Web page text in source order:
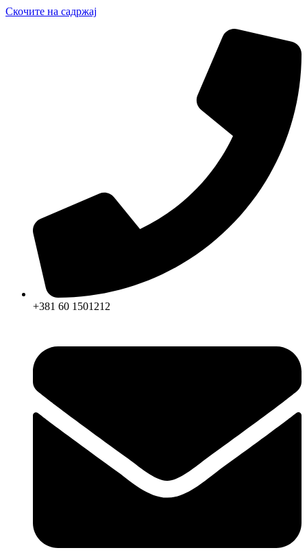
Скочите на садржај
+381 60 1501212